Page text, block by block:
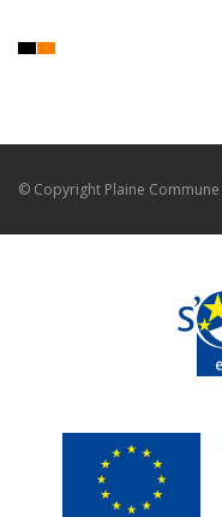
© Copyright Plaine Commune